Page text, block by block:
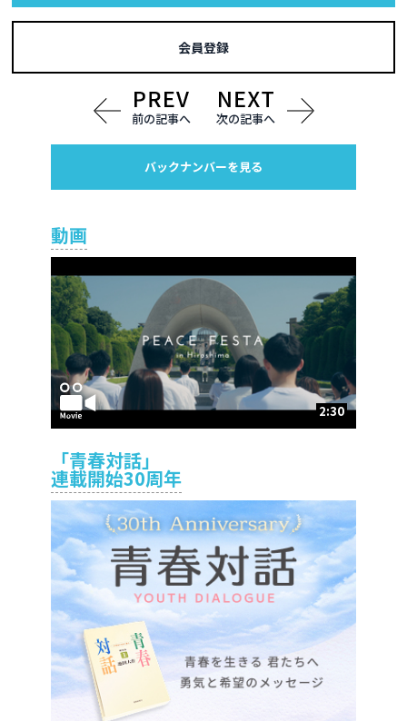
会員登録
前の記事へ 次の記事へ
バックナンバーを見る
動画
2:30
「青春対話」
連載開始30周年